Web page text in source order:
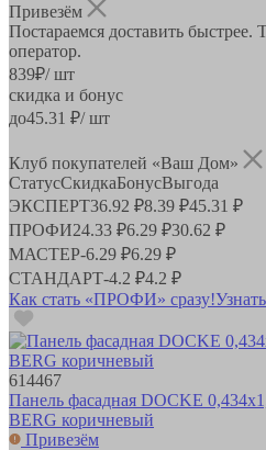
Привезём
Постараемся доставить
оператор.
839₽/ шт
скидка и бонус
до45.31 ₽/ шт
Клуб покупателей «Ваш Дом»
СтатусСкидкаБонусВыгода
ЭКСПЕРТ36.92 ₽8.39 ₽45.31 ₽
ПРОФИ24.33 ₽6.29 ₽30.62 ₽
МАСТЕР-6.29 ₽6.29 ₽
СТАНДАРТ-4.2 ₽4.2 ₽
Как стать «ПРОФИ» сразу!
614467
Панель фасадная DOCKE
BERG коричневый
Привезём